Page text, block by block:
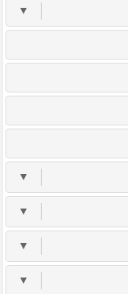
▼
▼
▼
▼
▼